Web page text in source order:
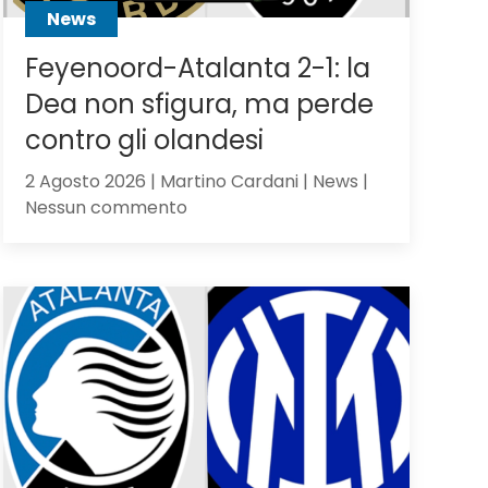
News
Feyenoord-Atalanta 2-1: la
Dea non sfigura, ma perde
contro gli olandesi
2 Agosto 2026 | Martino Cardani | News |
Nessun commentosu
2-
Dea
non
sfigura,
ma
perde